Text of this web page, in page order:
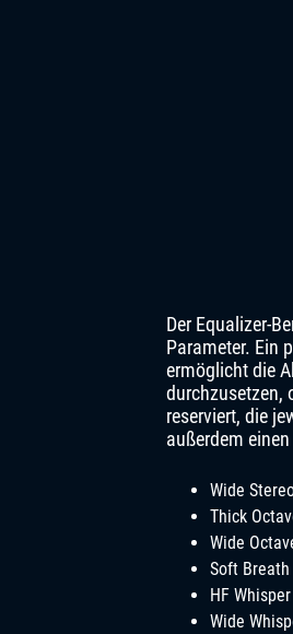
Der Equalizer-
Parameter. Ein
ermöglicht die
durchzusetzen,
reserviert, die
außerdem
Wide
Thick
Wide
Soft
HF
Wide